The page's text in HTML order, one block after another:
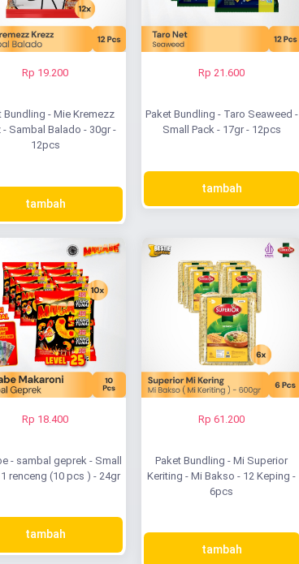
Rp 19.200
Bundling - Mie Kremezz
- Sambal Balado - 30gr -
12pcs
tambah
Rp 21.600
Paket Bundling - Taro Seaweed -
Small Pack - 17gr - 12pcs
tambah
Rp 18.400
- sambal geprek - Small
renceng (10 pcs ) - 24gr
tambah
Rp 61.200
Paket Bundling - Mi Superior
Keriting - Mi Bakso - 12 Keping -
6pcs
tambah